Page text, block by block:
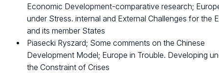
Economic Development-comparative research;
under Stress. internal and External Challenges for the
and its member States
Piasecki Ryszard; Some comments on the Chinese
Development Model; Europe in Trouble. Developing
the Constraint of Crises